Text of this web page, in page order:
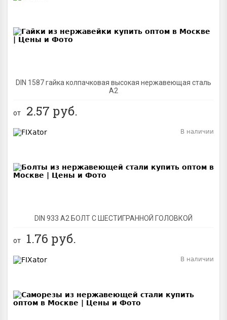
DIN 1587 гайка колпачковая высокая нержавеющая сталь
А2
от 2.57 руб.
DIN 933 А2 БОЛТ С ШЕСТИГРАННОЙ ГОЛОВКОЙ
В наличии
от 1.76 руб.
В наличии